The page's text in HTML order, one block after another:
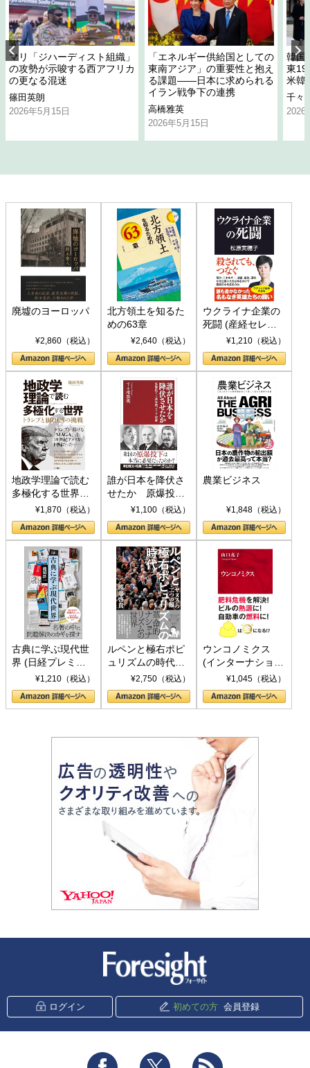
マリ「ジハーディスト組織」
の攻勢が示唆する西アフリカ
の更なる混迷
篠田英朗
2026年5月15日
「エネルギー供給国としての
東南アジア」の重要性と抱え
る課題――日本に求められる
イラン戦争下の連携
高橋雅英
2026年5月15日
韓国
東
米韓
千々
2026
廃墟のヨーロッパ
¥2,860（税込）
北方領土を知るた
めの63章
¥2,640（税込）
ウクライナ企業の
死闘 (産経セレク
ト S 039)¥1,210（税込）
地政学理論で読む
多極化する世界：
トランプとBRICS
の挑戦
¥1,870（税込）
誰が日本を降伏さ
せたか 原爆投
下、ソ連参戦、そ
して聖断 (PHP新
書)
¥1,100（税込）
農業ビジネス
¥1,848（税込）
古典に学ぶ現代世
界 (日経プレミア
シリーズ)¥1,210（税込）
ルペンと極右ポピ
ュリズムの時代：
〈ヤヌス〉の二つ
の顔
¥2,750（税込）
ウンコノミクス
(インターナショナ
ル新書)¥1,045（税込）
ログイン 初めての方 会員登録
Facebook Twitter